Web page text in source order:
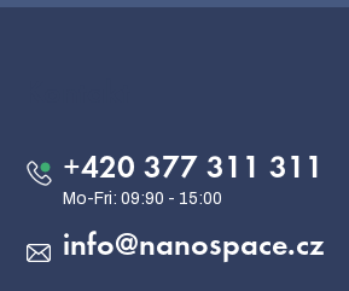
info@nanospace.cz
+420 377 311 311